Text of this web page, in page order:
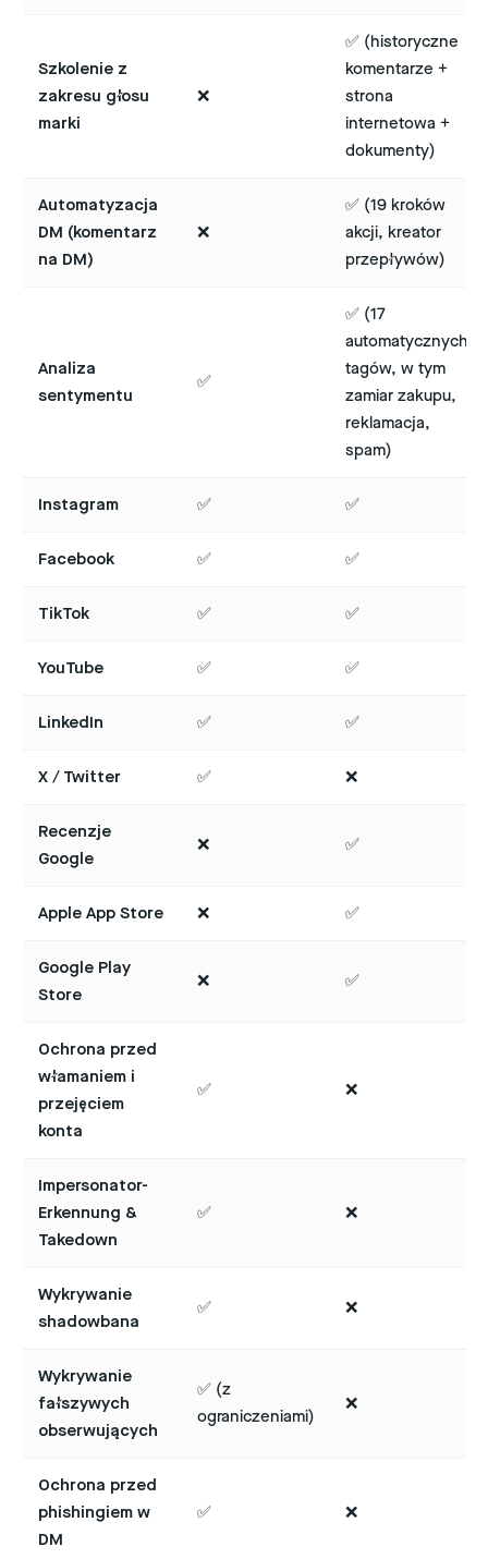
Szkolenie z
zakresu głosu
marki
❌
✅ (historyczne
komentarze +
strona
internetowa +
dokumenty)
Automatyzacja
DM (komentarz
na DM)
❌
✅ (19 kroków
akcji, kreator
przepływów)
Analiza
sentymentu
✅
✅ (17
automatycznych
tagów, w tym
zamiar zakupu,
reklamacja,
spam)
Instagram ✅ ✅
Facebook ✅ ✅
TikTok ✅ ✅
YouTube ✅ ✅
LinkedIn ✅ ✅
X / Twitter ✅ ❌
Recenzje
Google
❌ ✅
Apple App Store ❌ ✅
Google Play
Store
❌ ✅
Ochrona przed
włamaniem i
przejęciem
konta
✅ ❌
Impersonator-
Erkennung &
Takedown
✅ ❌
Wykrywanie
shadowbana
✅ ❌
Wykrywanie
fałszywych
obserwujących
✅ (z
ograniczeniami)
❌
Ochrona przed
phishingiem w
DM
✅ ❌